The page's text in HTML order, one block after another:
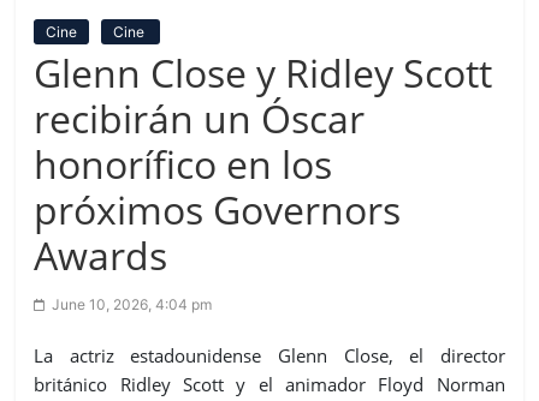
Cine Cine
Glenn Close y Ridley Scott
recibirán un Óscar
honorífico en los
próximos Governors
Awards
June 10, 2026, 4:04 pm
La actriz estadounidense Glenn Close, el director
británico Ridley Scott y el animador Floyd Norman